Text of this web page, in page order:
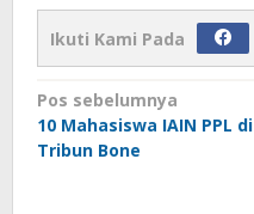
Ikuti Kami Pada
Navigasi
pos
Pos sebelumnya
10 Mahasiswa IAIN PPL di
Tribun Bone